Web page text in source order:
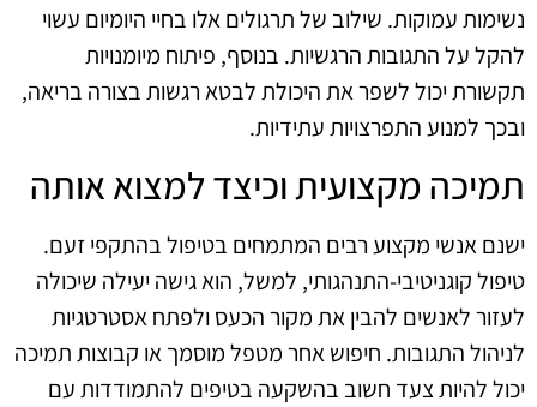
נשימות עמוקות. שילוב של תרגולים אלו בחיי היומיום עשוי
להקל על התגובות הרגשיות. בנוסף, פיתוח מיומנויות
תקשורת יכול לשפר את היכולת לבטא רגשות בצורה בריאה,
ובכך למנוע התפרצויות עתידיות.
תמיכה מקצועית וכיצד למצוא אותה
ישנם אנשי מקצוע רבים המתמחים בטיפול בהתקפי זעם.
טיפול קוגניטיבי-התנהגותי, למשל, הוא גישה יעילה שיכולה
לעזור לאנשים להבין את מקור הכעס ולפתח אסטרטגיות
לניהול התגובות. חיפוש אחר מטפל מוסמך או קבוצות תמיכה
יכול להיות צעד חשוב בהשקעה בטיפים להתמודדות עם